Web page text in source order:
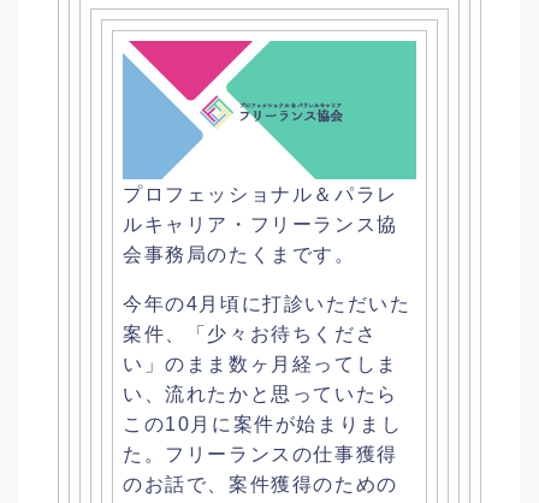
プロフェッショナル＆パラレ
ルキャリア・ フリーランス協
会事務局のたくまです。
今年の4月頃に打診いただいた
案件、「少々お待ちくださ
い」のまま数ヶ月経ってしま
い、流れたかと思っていたら
この10月に案件が始まりまし
た。 フリーランスの仕事獲得
のお話で、 案件獲得のための